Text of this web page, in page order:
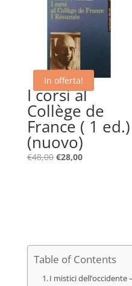
In offerta!
I corsi al
Collège de
France ( 1 ed.)
(nuovo)
€48,00 Il
€28,00Il
Table of Contents
I mistici dell’occidente